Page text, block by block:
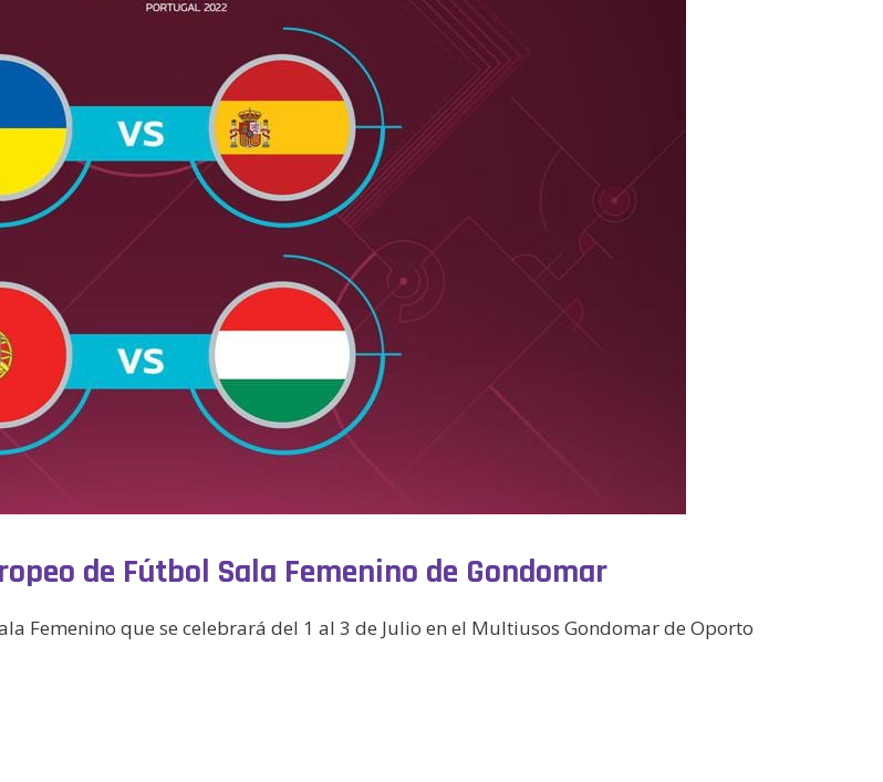
de Fútbol Sala Femenino de Gondomar
Femenino que se celebrará del 1 al 3 de Julio en el Multiusos Gondomar de Oporto